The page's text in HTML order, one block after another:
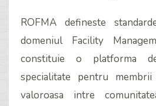
ROFMA defineste
domeniul Facility
constituie o platforma
specialitate pentru
valoroasa intre